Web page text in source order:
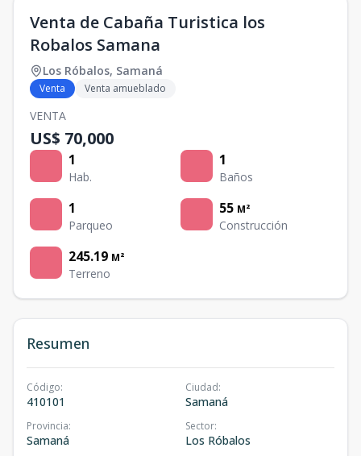
Venta de Cabaña Turistica los
Robalos Samana
Los Róbalos, Samaná
Venta Venta amueblado
VENTA
US$ 70,000
1
Hab.
1
Baños
1
Parqueo
55 M²
Construcción
245.19 M²
Terreno
Resumen
Código:
410101
Ciudad:
Samaná
Provincia:
Samaná
Sector:
Los Róbalos